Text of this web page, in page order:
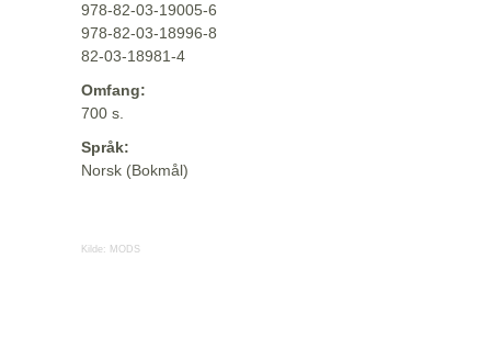
978-82-03-19005-6
978-82-03-18996-8
82-03-18981-4
Omfang:
700 s.
Språk:
Norsk (Bokmål)
Kilde: MODS